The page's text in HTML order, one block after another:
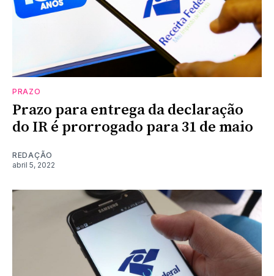
PRAZO
Prazo para entrega da declaração
do IR é prorrogado para 31 de maio
REDAÇÃO
abril 5, 2022